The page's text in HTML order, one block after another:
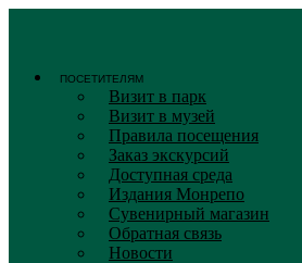
ПОСЕТИТЕЛЯМ
Визит в парк
Визит в музей
Правила посещения
Заказ экскурсий
Доступная среда
Издания Монрепо
Сувенирный магазин
Обратная связь
Новости